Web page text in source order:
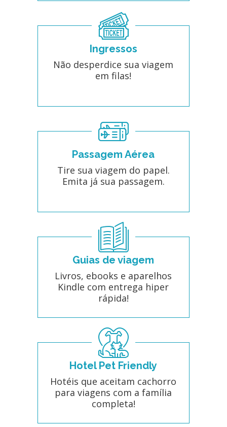
Ingressos
Não desperdice sua viagem
em filas!
Passagem Aérea
Tire sua viagem do papel.
Emita já sua passagem.
Guias de viagem
Livros, ebooks e aparelhos
Kindle com entrega hiper
rápida!
Hotel Pet Friendly
Hotéis que aceitam cachorro
para viagens com a família
completa!